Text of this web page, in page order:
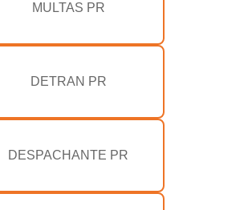
MULTAS PR
DETRAN PR
DESPACHANTE PR